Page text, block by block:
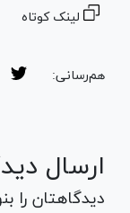
لینک کوتاه
هم‌رسانی:
ارسال
دیدگاهتان را